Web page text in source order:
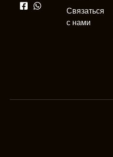
Связаться
с нами